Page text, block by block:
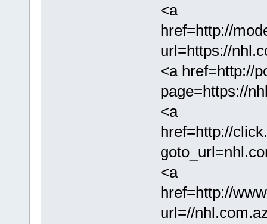
<a
href=http://
url=https://
<a href=http://
page=https://
<a
href=http://
<a
href=http://
url=//